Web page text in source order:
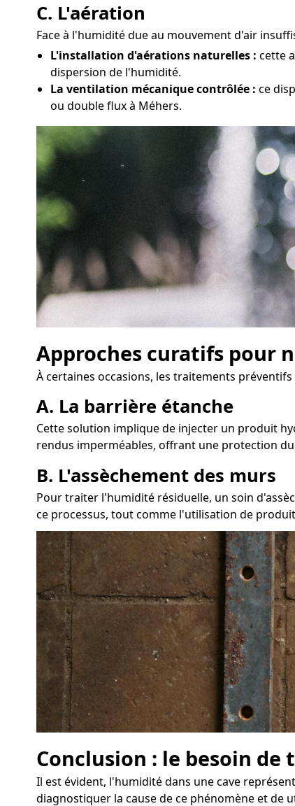
C. L'aération
Face à l'humidité due au mouvement d'air
L'installation d'aérations naturelles : cette
dispersion de l'humidité.
La ventilation mécanique contrôlée : ce
ou double flux à Méhers.
Approches curatifs pour
À certaines occasions, les traitements
A. La barrière étanche
Cette solution implique de injecter un produit
rendus imperméables, offrant une protection
B. L'assèchement des murs
Pour traiter l'humidité résiduelle, un soin
ce processus, tout comme l'utilisation de
Conclusion : le besoin
Il est évident, l'humidité dans une cave
diagnostiquer la cause de ce phénomène et de